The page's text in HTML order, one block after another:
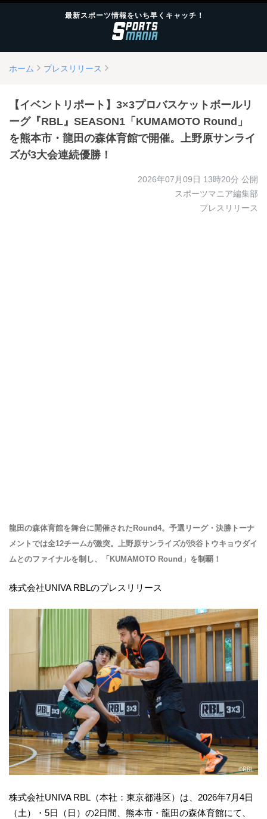
最新スポーツ情報をいち早くキャッチ！
ホーム プレスリリース
【イベントリポート】3×3プロバスケットボールリ
ーグ『RBL』SEASON1「KUMAMOTO Round」
を熊本市・龍田の森体育館で開催。上野原サンライ
ズが3大会連続優勝！
2026年07月09日 13時20分 公開
スポーツマニア編集部
プレスリリース
龍田の森体育館を舞台に開催されたRound4。予選リーグ・決勝トーナ
メントでは全12チームが激突。上野原サンライズが渋谷トウキョウダイ
ムとのファイナルを制し、「KUMAMOTO Round」を制覇！
株式会社UNIVA RBLのプレスリリース
株式会社UNIVA RBL（本社：東京都港区）は、2026年7月4日
（土）・5日（日）の2日間、熊本市・龍田の森体育館にて、